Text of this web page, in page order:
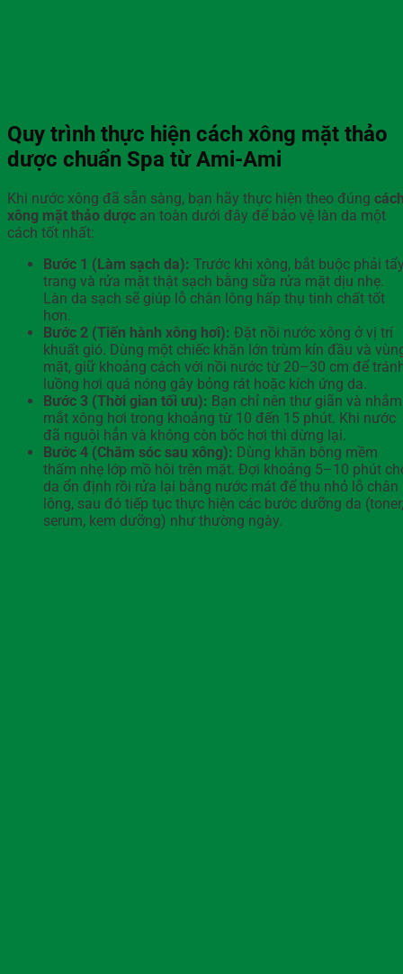
Quy trình thực hiện cách xông mặt thảo
dược chuẩn Spa từ Ami-Ami
Khi nước xông đã sẵn sàng, bạn hãy thực hiện theo đúng
xông mặt thảo dược an toàn dưới đây để bảo vệ làn da một
cách tốt nhất:
Bước 1 (Làm sạch da): Trước khi xông, bắt buộc phải
trang và rửa mặt thật sạch bằng sữa rửa mặt dịu nhẹ.
Làn da sạch sẽ giúp lỗ chân lông hấp thụ tinh chất tốt
hơn.
Bước 2 (Tiến hành xông hơi): Đặt nồi nước xông ở vị trí
khuất gió. Dùng một chiếc khăn lớn trùm kín đầu và
mặt, giữ khoảng cách với nồi nước từ 20–30 cm để
luồng hơi quá nóng gây bỏng rát hoặc kích ứng da.
Bước 3 (Thời gian tối ưu): Bạn chỉ nên thư giãn và nhắm
mắt xông hơi trong khoảng từ 10 đến 15 phút. Khi nước
đã nguội hẳn và không còn bốc hơi thì dừng lại.
Bước 4 (Chăm sóc sau xông): Dùng khăn bông mềm
thấm nhẹ lớp mồ hôi trên mặt. Đợi khoảng 5–10 phút
da ổn định rồi rửa lại bằng nước mát để thu nhỏ lỗ chân
lông, sau đó tiếp tục thực hiện các bước dưỡng da (toner,
serum, kem dưỡng) như thường ngày.